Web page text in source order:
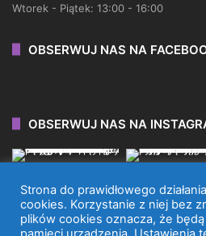
Wtorek - Piątek: 13:00 - 16:00
OBSERWUJ NAS NA
OBSERWUJ NAS NA
WYDAWNICTWO DANGO 2026
Strona do prawidłowego
cookies. Korzystanie z niej bez
plików cookies oznacza, że